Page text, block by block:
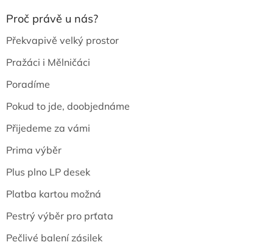
Proč právě u nás?
Překvapivě velký prostor
Pražáci i Mělničáci
Poradíme
Pokud to jde, doobjednáme
Přijedeme za vámi
Prima výběr
Plus plno LP desek
Platba kartou možná
Pestrý výběr pro prťata
Pečlivé balení zásilek